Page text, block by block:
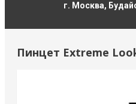
г. Москва,
Пинцет Extreme